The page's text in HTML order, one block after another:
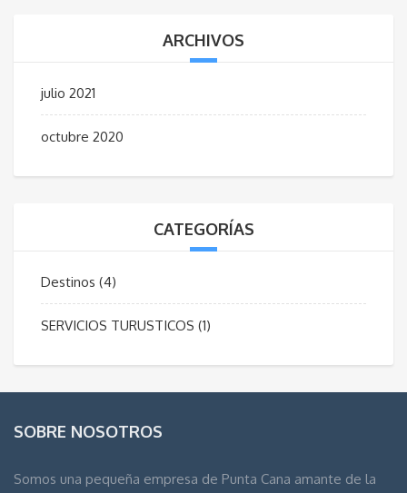
ARCHIVOS
julio 2021
octubre 2020
CATEGORÍAS
Destinos (4)
SERVICIOS TURUSTICOS (1)
SOBRE NOSOTROS
Somos una pequeña empresa de Punta Cana amante de la